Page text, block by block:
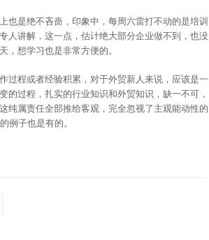
也是绝不吝啬，印象中，每周六雷打不动的是培训
人讲解，这一点，估计绝大部分企业做不到，也没
想学习也是非常方便的。
过程或者经验积累，对于外贸新人来说，应该是一
过程，扎实的行业知识和外贸知识，缺一不可，
纯属责任全部推给客观，完全忽视了主观能动性的
例子也是有的。